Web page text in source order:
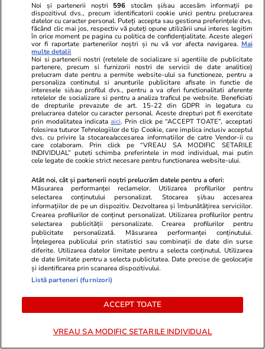
GSP.ro
Florin Prunea, dizgrațios pe
stadion, ca delegat UEFA: „Vă
arăt ceva frumos. E ce trebuie,
fratello?”
GSP.ro
Laszlo
în cazul lui
curios că
acum”
Noi și partenerii noștri 596 stocăm și/sau accesăm informații pe
dispozitivul dvs., precum identificatorii cookie unici pentru prelucrarea
datelor cu caracter personal. Puteți accepta sau gestiona preferințele dvs.
făcând clic mai jos, respectiv vă puteți opune utilizării unui interes legitim
în orice moment pe pagina cu politica de confidențialitate. Aceste alegeri
vor fi raportate partenerilor noștri și nu vă vor afecta navigarea. Mai
multe detalii
Noi si partenerii nostri (retelele de socializare si agentiile de publicitate
partenere, precum si furnizorii nostri de servicii de date analitice)
prelucram date pentru a permite website-ului sa functioneze, pentru a
personaliza continutul si anunturile publicitare afisate in functie de
interesele si/sau profilul dvs., pentru a va oferi functionalitati aferente
retelelor de socializare si pentru a analiza traficul pe website. Beneficiati
de drepturile prevazute de art. 15-22 din GDPR in legatura cu
prelucrarea datelor cu caracter personal. Aceste drepturi pot fi exercitate
prin modalitatea indicataaici. Prin click pe “ACCEPT TOATE”, acceptati
folosirea tuturor Tehnologiilor de tip Cookie, care implica inclusiv acceptul
dvs. cu privire la stocarea/accesarea informatiilor de catre Vendor-ii cu
care colaboram. Prin click pe “VREAU SA MODIFIC SETARILE
INDIVIDUAL” puteti schimba preferintele in mod individual, mai putin
cele legate de cookie strict necesare pentru functionarea website-ului.
Atât noi, cât și partenerii noștri prelucrăm datele pentru a oferi:
Măsurarea performanței reclamelor. Utilizarea profilurilor pentru
selectarea conținutului personalizat. Stocarea și/sau accesarea
informațiilor de pe un dispozitiv. Dezvoltarea și îmbunătățirea serviciilor.
Crearea profilurilor de conținut personalizat. Utilizarea profilurilor pentru
selectarea publicității personalizate. Crearea profilurilor pentru
publicitate personalizată. Măsurarea performanței conținutului.
Înțelegerea publicului prin statistici sau combinații de date din surse
diferite. Utilizarea datelor limitate pentru a selecta conținutul. Utilizarea
de date limitate pentru a selecta publicitatea. Date precise de geolocație
și identificarea prin scanarea dispozitivului.
Listă parteneri (furnizori)
ACCEPT TOATE
VREAU SA MODIFIC SETARILE INDIVIDUAL